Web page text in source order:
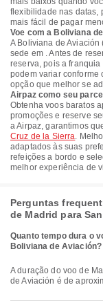
flexibilidade nas datas,
mais fácil de pagar
Voe com a Boliviana
A Boliviana de
sede em . Antes de
reserva, pois a
podem variar conforme
opção que melhor se
Airpaz como seu
Obtenha voos baratos
promoções e reserve
a Airpaz, garantimos
Cruz de la Sierra.
adaptados às suas
refeições a bordo e
melhor experiência de
Perguntas
de Madrid para
Quanto tempo dura o
Boliviana de Aviación?
A duração do voo de Madrid para Santa Cruz de la Sierra com a Boliviana
de Aviación é de